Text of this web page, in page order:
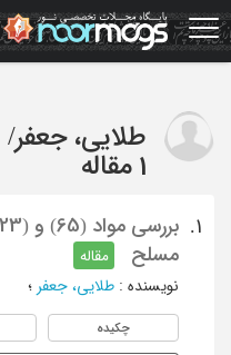
Skip
to
main
طلایی، جعفر/
1 مقاله
1.
مسلح
مقاله
نویسنده : طلایی، جعفر ؛
چکیده